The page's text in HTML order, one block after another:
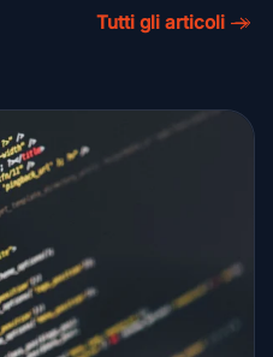
Tutti gli articoli